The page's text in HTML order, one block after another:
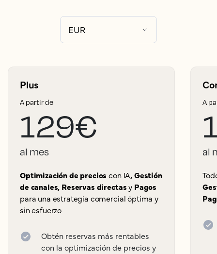
Plus
A partir de
129€
al mes
Optimización de precioscon IA, Gestión
de canales, Reservas directasy Pagos
para una estrategia comercial óptima y
sin esfuerzo
Obtén reservas más rentables
con la optimización de precios y
A
al